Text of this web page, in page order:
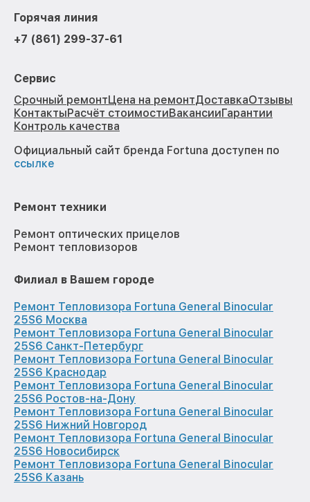
Горячая линия
+7 (861) 299-37-61
Сервис
Срочный ремонтЦена на ремонтДоставкаОтзывы
КонтактыРасчёт стоимостиВакансииГарантии
Контроль качества
Официальный сайт бренда Fortuna доступен по
ссылке
Ремонт техники
Ремонт оптических прицелов
Ремонт тепловизоров
Филиал в Вашем городе
Ремонт Тепловизора Fortuna General Binocular
25S6 Москва
Ремонт Тепловизора Fortuna General Binocular
25S6 Санкт-Петербург
Ремонт Тепловизора Fortuna General Binocular
25S6 Краснодар
Ремонт Тепловизора Fortuna General Binocular
25S6 Ростов-на-Дону
Ремонт Тепловизора Fortuna General Binocular
25S6 Нижний Новгород
Ремонт Тепловизора Fortuna General Binocular
25S6 Новосибирск
Ремонт Тепловизора Fortuna General Binocular
25S6 Казань